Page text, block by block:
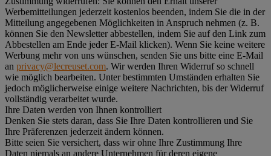
Werbemitteilungen jederzeit kostenlos beenden, indem Sie die in der
Mitteilung angegebenen Möglichkeiten in Anspruch nehmen (z. B.
können Sie den Newsletter abbestellen, indem Sie auf den Link zum
Abbestellen am Ende jeder E-Mail klicken). Wenn Sie keine weitere
Werbung mehr von uns wünschen, senden Sie uns bitte eine E-Mail
an privacy@lecreuset.com. Wir werden Ihren Widerruf so schnell
wie möglich bearbeiten. Unter bestimmten Umständen erhalten Sie
jedoch möglicherweise einige weitere Nachrichten, bis der Widerruf
vollständig verarbeitet wurde.
Ihre Daten werden von Ihnen kontrolliert
Denken Sie stets daran, dass Sie Ihre Daten kontrollieren und Sie
Ihre Präferenzen jederzeit ändern können.
Bitte seien Sie versichert, dass wir ohne Ihre Zustimmung Ihre
Daten niemals an andere Unternehmen für deren eigene